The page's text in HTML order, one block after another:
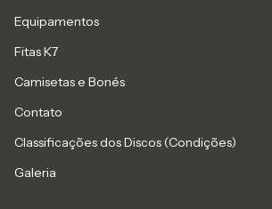
Equipamentos
Fitas K7
Camisetas e Bonés
Contato
Classificações dos Discos (Condições)
Galeria